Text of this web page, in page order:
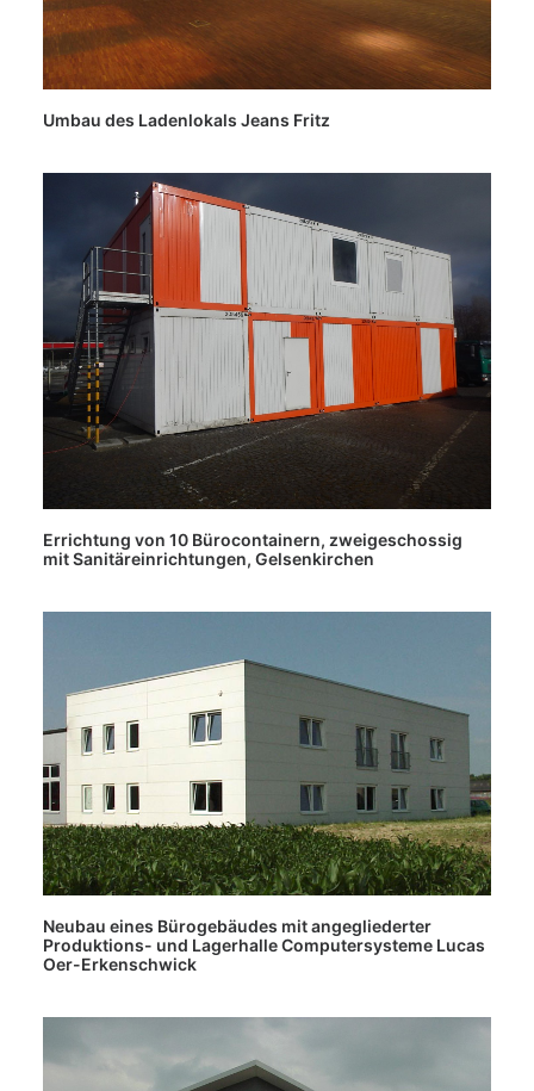
Umbau des Ladenlokals Jeans Fritz
Errichtung von 10 Bürocontainern, zweigeschossig
mit Sanitäreinrichtungen, Gelsenkirchen
Neubau eines Bürogebäudes mit angegliederter
Produktions- und Lagerhalle Computersysteme Lucas
Oer-Erkenschwick